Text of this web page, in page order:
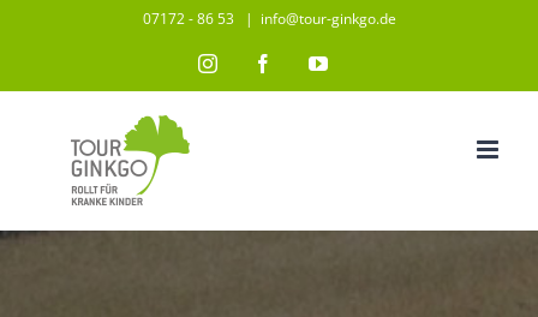
07172 - 86 53 | info@tour-ginkgo.de
InstagramFacebookYouTube